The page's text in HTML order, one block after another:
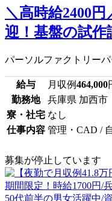
＼高時給2400
迎！基盤の試作
パーソルファクトリー
給与 月収例464,000
勤務地
兵庫県 加西市
寮・社宅 なし
仕事内容 管理・CAD /
募集が停止しています